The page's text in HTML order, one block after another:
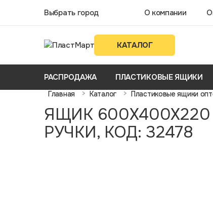
Выбрать город О компании
КАТАЛОГ
РАСПРОДАЖА ПЛАСТИКОВЫЕ ЯЩИКИ
Главная > Каталог > Пластиковые ящики
ЯЩИК
РУЧКИ, КОД: 32478